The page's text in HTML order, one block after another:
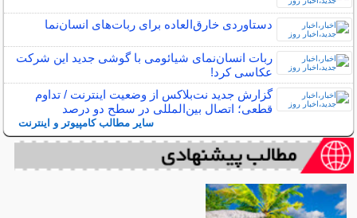
دستاوردی خارق‌العاده برای ربات‌های انسان‌نما
ربات انسان‌نمای شیائومی با گوشی جدید این شرکت
عکاسی کرد!
گزارش جدید نت‌بلاکس از وضعیت اینترنت / تداوم
قطعی؛ اتصال بین‌المللی در سطح دو درصد
سایر مطالب کامپیوتر و اینترنت